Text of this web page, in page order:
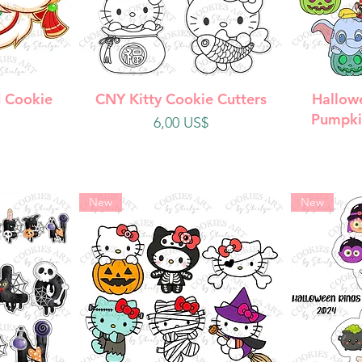
Cookie
Vista rápida
CNY Kitty Cookie Cutters
Precio
6,00 US$
New New